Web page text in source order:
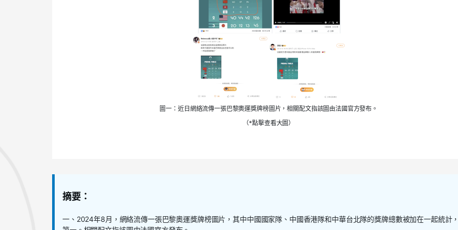
圖一：近日網絡流傳一張巴黎奧運獎牌榜圖片，相關配文指該圖由法國官方發布。
（*點擊查看大圖）
摘要：
一、 2024年8月，網絡流傳一張巴黎奧運獎牌榜圖片，其中中國國家隊、中國香港隊和中華台北隊的獎牌總數被加在一起統計